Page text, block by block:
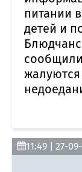
питании
детей и
11:49 | 27-